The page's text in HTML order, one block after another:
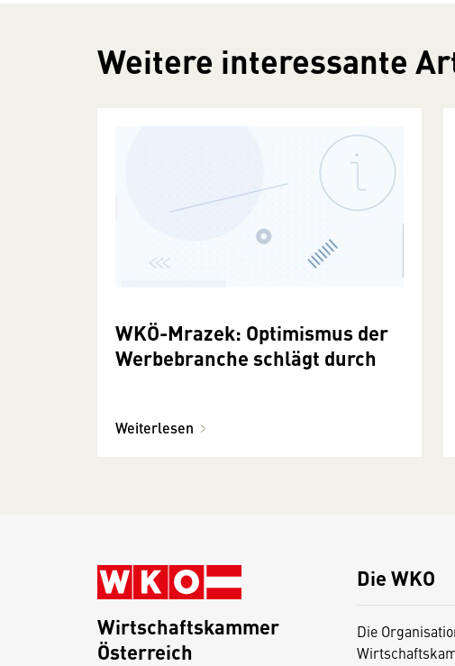
Weitere interessante
WKÖ-Mrazek: Optimismus der
Werbebranche schlägt durch
Weiterlesen
Die WKO
Die
Wirtschaftskammer
Österreich